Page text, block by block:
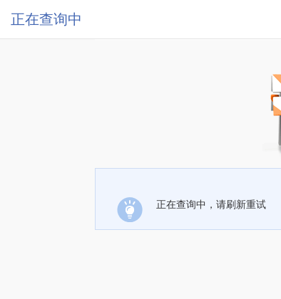
正在查询中
正在查询中，请刷新重试